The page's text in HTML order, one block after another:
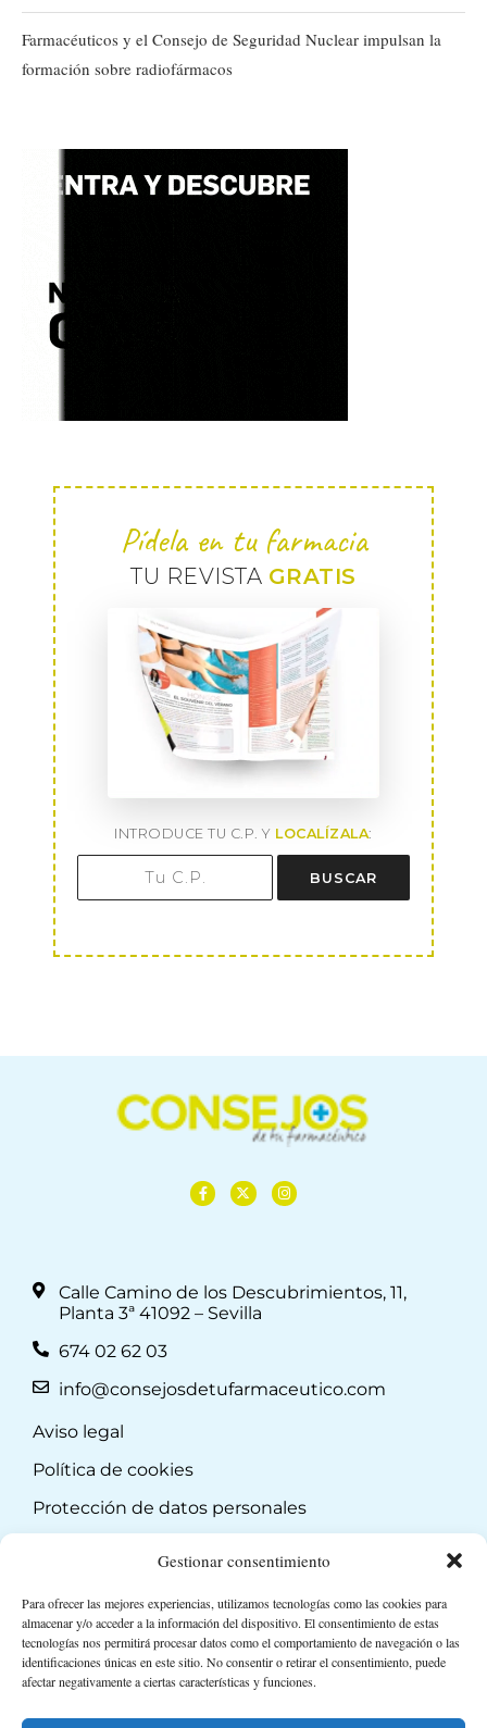
Gestionar consentimiento
Para ofrecer las mejores experiencias, utilizamos tecnologías como las cookies para
almacenar y/o acceder a la información del dispositivo. El consentimiento de estas
tecnologías nos permitirá procesar datos como el comportamiento de navegación o las
identificaciones únicas en este sitio. No consentir o retirar el consentimiento, puede
afectar negativamente a ciertas características y funciones.
Farmacéuticos y el Consejo de Seguridad Nuclear impulsan la
formación sobre radiofármacos
Pídela en tu farmacia
TU REVISTA GRATIS
INTRODUCE TU C.P. Y LOCALÍZALA:
BUSCAR
Calle Camino de los Descubrimientos, 11,
Planta 3ª 41092 – Sevilla
674 02 62 03
info@consejosdetufarmaceutico.com
Aviso legal
Política de cookies
Protección de datos personales